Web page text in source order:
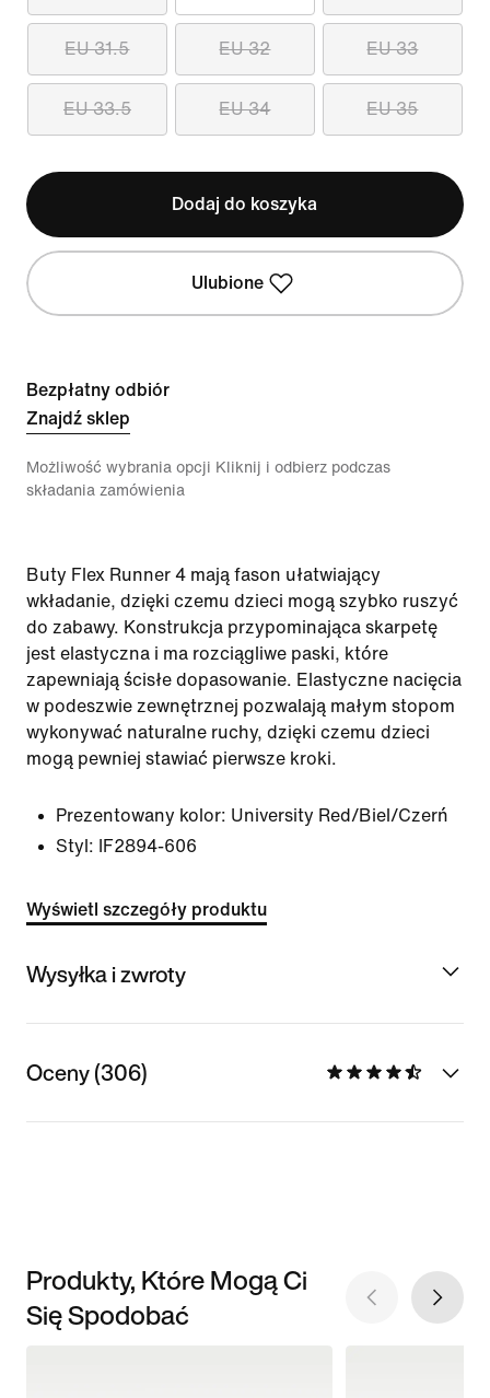
EU 31.5 EU 32 EU 33
EU 33.5 EU 34 EU 35
Dodaj do koszyka
Ulubione
Bezpłatny odbiór
Znajdź sklep
Możliwość wybrania opcji Kliknij i odbierz podczas
składania zamówienia
Buty Flex Runner 4 mają fason ułatwiający
wkładanie, dzięki czemu dzieci mogą szybko ruszyć
do zabawy. Konstrukcja przypominająca skarpetę
jest elastyczna i ma rozciągliwe paski, które
zapewniają ścisłe dopasowanie. Elastyczne nacięcia
w podeszwie zewnętrznej pozwalają małym stopom
wykonywać naturalne ruchy, dzięki czemu dzieci
mogą pewniej stawiać pierwsze kroki.
Prezentowany kolor: University Red/Biel/Czerń
Styl:
IF2894-606
Wyświetl szczegóły produktu
Wysyłka i zwroty
Oceny (306)
Produkty, Które Mogą Ci
Się Spodobać